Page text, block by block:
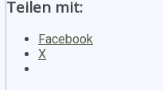
Teilen mit:
Facebook
X